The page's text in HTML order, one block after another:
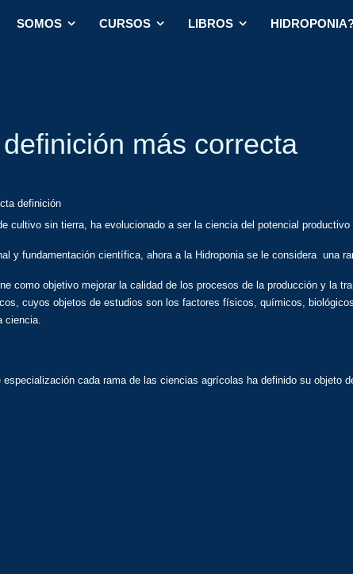
SOMOS CURSOS LIBROS
más correcta
definición
cultivo sin tierra, ha evolucionado a ser la ciencia del potencial
y fundamentación científica, ahora a la Hidroponia se le considera una
como objetivo mejorar la calidad de los procesos de la producción y la
cuyos objetos de estudios son los factores físicos, químicos,
ciencia.
cada rama de las ciencias agrícolas ha definido su objeto